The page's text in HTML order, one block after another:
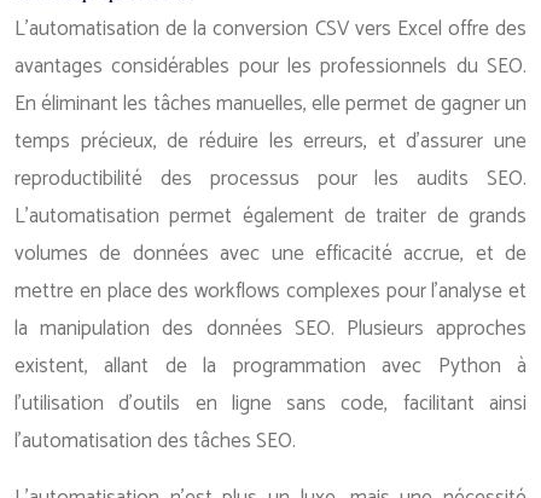
L’automatisation de la conversion CSV vers Excel offre des
avantages considérables pour les professionnels du SEO.
En éliminant les tâches manuelles, elle permet de gagner un
temps précieux, de réduire les erreurs, et d’assurer une
reproductibilité des processus pour les audits SEO.
L’automatisation permet également de traiter de grands
volumes de données avec une efficacité accrue, et de
mettre en place des workflows complexes pour l’analyse et
la manipulation des données SEO. Plusieurs approches
existent, allant de la programmation avec Python à
l’utilisation d’outils en ligne sans code, facilitant ainsi
l’automatisation des tâches SEO.